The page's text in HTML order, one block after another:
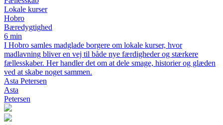
Lokale kurser
Hobro
Bæredygtighed
6 min
I Hobro samles madglade borgere om lokale kurser, hvor
madlavning bliver en vej til både nye færdigheder og stærkere
fællesskaber. Her handler det om at dele smage, historier og glæden
ved at skabe noget sammen.
Asta Petersen
Asta
Petersen